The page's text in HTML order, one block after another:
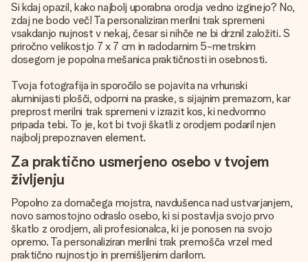
Si kdaj opazil, kako najbolj uporabna orodja vedno izginejo? No,
zdaj ne bodo več! Ta personaliziran merilni trak spremeni
vsakdanjo nujnost v nekaj, česar si nihče ne bi drznil založiti. S
priročno velikostjo 7 x 7 cm in radodarnim 5-metrskim
dosegom je popolna mešanica praktičnosti in osebnosti.
Tvoja fotografija in sporočilo se pojavita na vrhunski
aluminijasti plošči, odporni na praske, s sijajnim premazom, kar
preprost merilni trak spremeni v izrazit kos, ki nedvomno
pripada tebi. To je, kot bi tvoji škatli z orodjem podaril njen
najbolj prepoznaven element.
Za praktično usmerjeno osebo v tvojem
življenju
Popolno za domačega mojstra, navdušenca nad ustvarjanjem,
novo samostojno odraslo osebo, ki si postavlja svojo prvo
škatlo z orodjem, ali profesionalca, ki je ponosen na svojo
opremo. Ta personaliziran merilni trak premošča vrzel med
praktično nujnostjo in premišljenim darilom.